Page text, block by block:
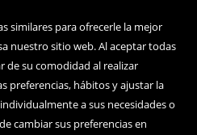
similares para ofrecerle la mejor
nuestro sitio web. Al aceptar todas
de su comodidad al realizar
preferencias, hábitos y ajustar la
a sus necesidades o
cambiar sus preferencias en